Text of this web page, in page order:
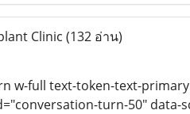
Clinic (132 อ่าน)
w-full text-token-text-
turn-50" data-